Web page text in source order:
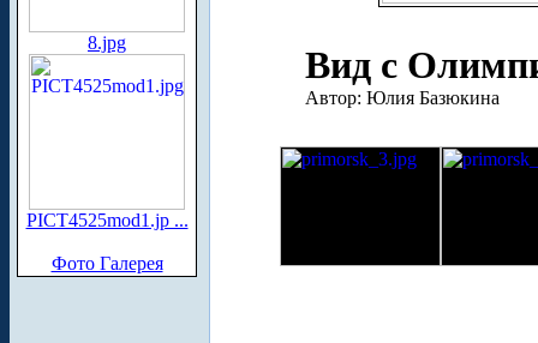
8.jpg
PICT4525mod1.jp ...
Фото Галерея
Вид с
Автор: Юлия Базюкина